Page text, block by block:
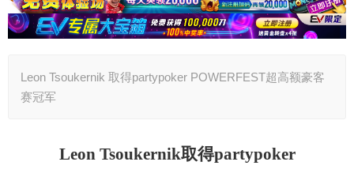
Leon Tsoukernik 取得partypoker POWERFEST超高额豪客
赛冠军
Leon Tsoukernik取得partypoker